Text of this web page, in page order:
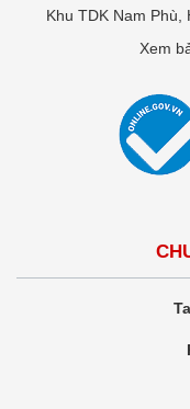
Khu TDK Nam
Xem